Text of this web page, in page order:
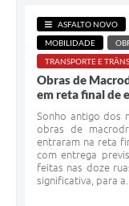
ASFALTO NOVO
MOBILIDADE
TRANSPORTE E
Obras de
em reta final de
Sonho antigo dos
obras de
entraram na reta
com entrega
feitas nas doze
significativa, para a...